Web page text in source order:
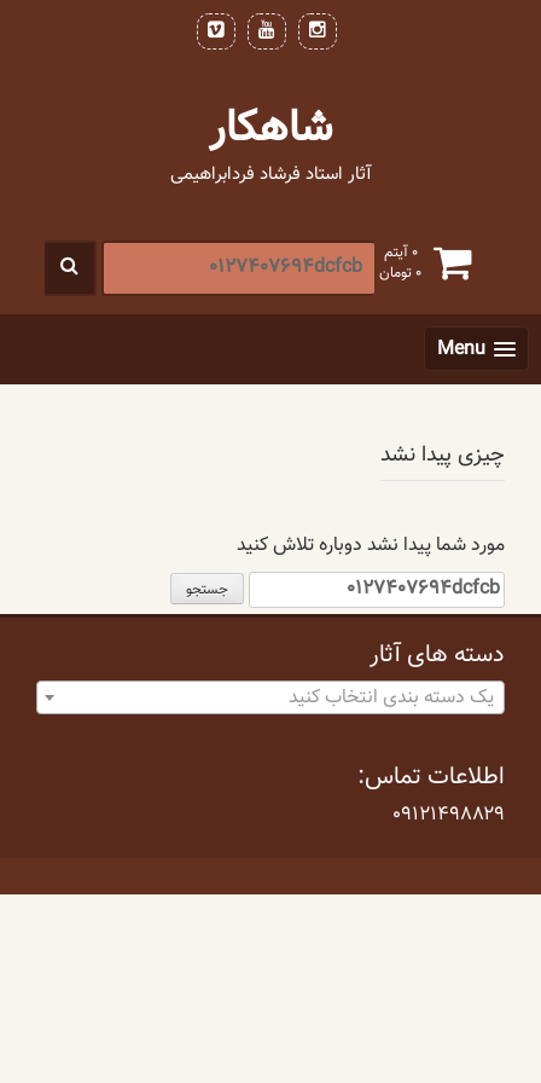
شاهکار
آثار استاد فرشاد فردابراهیمی
0 آیتم
0تومان
جستجو
برای
Menu
چیزی پیدا نشد
مورد شما پیدا نشد دوباره تلاش کنید
جستجو
برای:
دسته های آثار
یک دسته بندی انتخاب کنید
اطلاعات تماس:
۰۹۱۲۱۴۹۸۸۲۹